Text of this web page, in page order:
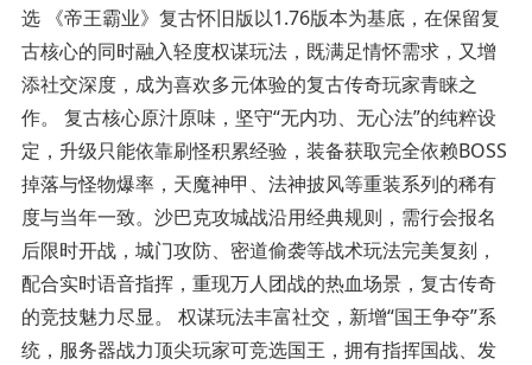
选 《帝王霸业》复古怀旧版以1.76版本为基底，在保留复
古核心的同时融入轻度权谋玩法，既满足情怀需求，又增
添社交深度，成为喜欢多元体验的复古传奇玩家青睐之
作。 复古核心原汁原味，坚守“无内功、无心法”的纯粹设
定，升级只能依靠刷怪积累经验，装备获取完全依赖BOSS
掉落与怪物爆率，天魔神甲、法神披风等重装系列的稀有
度与当年一致。沙巴克攻城战沿用经典规则，需行会报名
后限时开战，城门攻防、密道偷袭等战术玩法完美复刻，
配合实时语音指挥，重现万人团战的热血场景，复古传奇
的竞技魅力尽显。 权谋玩法丰富社交，新增“国王争夺”系
统，服务器战力顶尖玩家可竞选国王，拥有指挥国战、发